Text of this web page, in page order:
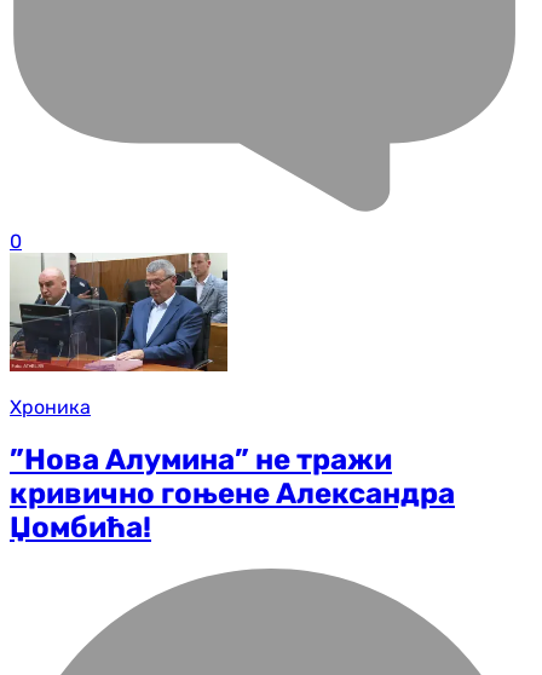
0
Хроника
”Нова Алумина” не тражи
кривично гоњене Александра
Џомбића!